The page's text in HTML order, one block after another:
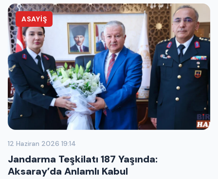
ASAYIŞ
12 Haziran 2026 19:14
Jandarma Teşkilatı 187 Yaşında:
Aksaray’da Anlamlı Kabul